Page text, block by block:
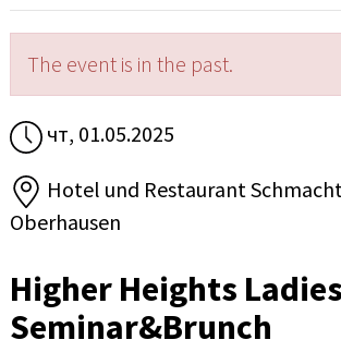
The event is in the past.
чт, 01.05.2025
Hotel und Restaurant
Oberhausen
Higher Heights Ladies
Seminar&Brunch